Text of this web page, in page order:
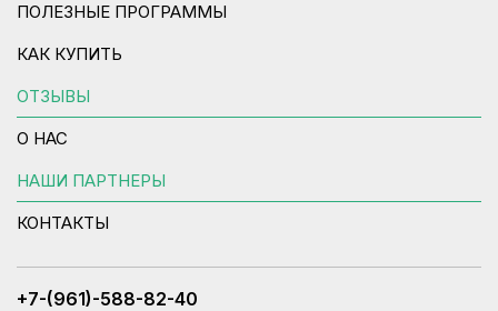
ПОЛЕЗНЫЕ ПРОГРАММЫ
КАК КУПИТЬ
ОТЗЫВЫ
О НАС
НАШИ ПАРТНЕРЫ
КОНТАКТЫ
+7-(961)-588-82-40